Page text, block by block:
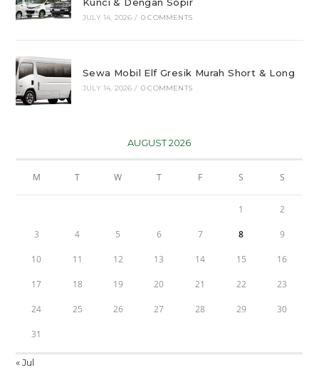
Kunci & Dengan Sopir
JULY 14, 2026 / 0 COMMENTS
Sewa Mobil Elf Gresik Murah Short & Long
JULY 14, 2026 / 0 COMMENTS
AUGUST 2026
M T W T F S S
1 2
3 4 5 6 7 8 9
10 11 12 13 14 15 16
17 18 19 20 21 22 23
24 25 26 27 28 29 30
31
« Jul